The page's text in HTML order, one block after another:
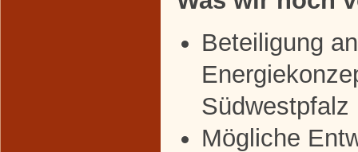
Beteiligung
Südwestpfalz
Mögliche